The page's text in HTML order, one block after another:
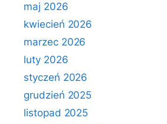
maj 2026
kwiecień 2026
marzec 2026
luty 2026
styczeń 2026
grudzień 2025
listopad 2025